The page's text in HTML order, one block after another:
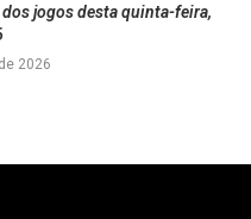
jogos desta quinta-feira,
2026